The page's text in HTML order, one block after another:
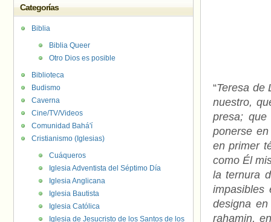
“Teresa de
nuestro,
presa;
ponerse
en primer
como Él
la ternura
designa
rahamin,
Categorías
Biblia
Biblia Queer
Otro Dios es posible
Biblioteca
Budismo
Caverna
Cine/TV/Videos
Comunidad Bahá'í
Cristianismo (Iglesias)
Cuáqueros
Iglesia Adventista del Séptimo Día
Iglesia Anglicana
Iglesia Bautista
Iglesia Católica
Iglesia de Jesucristo de los Santos de los